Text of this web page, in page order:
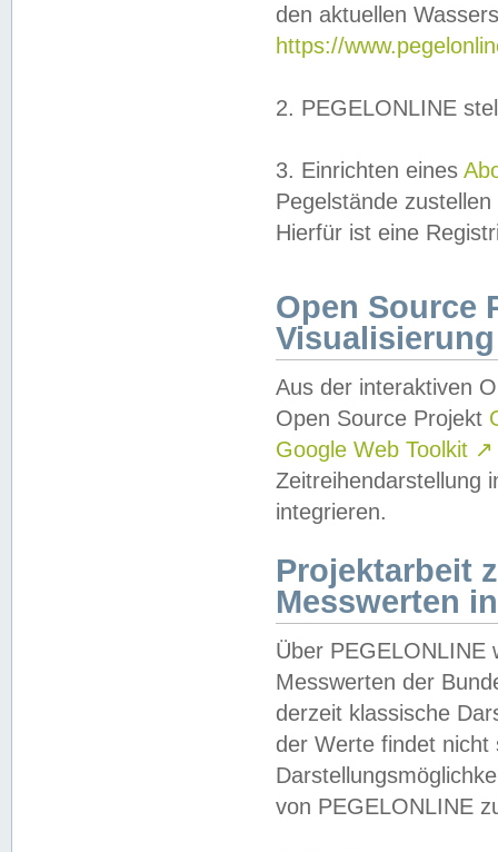
den aktuellen
https://
2. PEGELONLINE
3. Einrichten eines
Pegelstände
Hierfür ist eine
Open Source
Visualisierung
Aus der interaktiven
Open Source Projekt
Google Web Toolkit ↗
Zeitreihendarstellung
integrieren.
Projektarbeit
Messwerten
Über PEGELONLINE
Messwerten der
derzeit klassische
der Werte findet
von PEGELONLINE